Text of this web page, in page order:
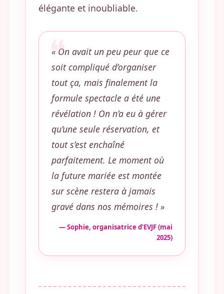
élégante et inoubliable.
« On avait un peu peur que ce
soit compliqué d’organiser
tout ça, mais finalement la
formule spectacle a été une
révélation ! On n’a eu à gérer
qu’une seule réservation, et
tout s’est enchaîné
parfaitement. Le moment où
la future mariée est montée
sur scène restera à jamais
gravé dans nos mémoires ! »
— Sophie, organisatrice d’EVJF (mai
2025)